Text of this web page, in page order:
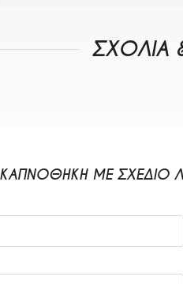
ΣΧΟΛΙΑ
ΚΑΠΝΟΘΉΚΗ ΜΕ ΣΧΈΔΙΟ